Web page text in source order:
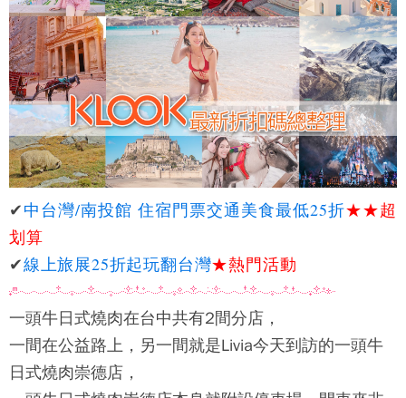
✔中台灣/南投館 住宿門票交通美食最低25折★★超
划算
✔線上旅展25折起玩翻台灣★熱門活動
一頭牛日式燒肉在台中共有2間分店，
一間在公益路上，另一間就是Livia今天到訪的一頭牛
日式燒肉崇德店，